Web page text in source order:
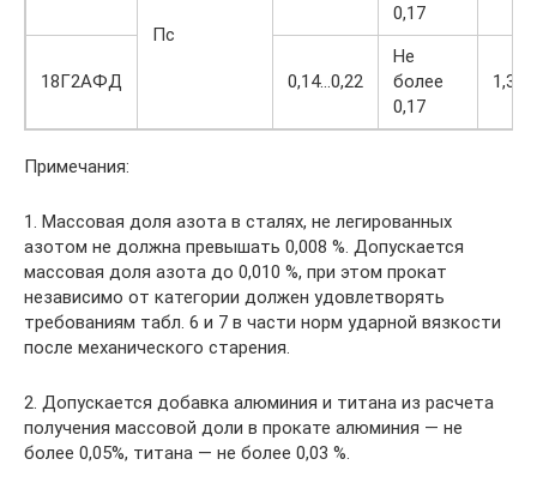
Пс
0,17
18Г2АФД 0,14…0,22
Не
более
0,17
Примечания:
1. Массовая доля азота в сталях, не легированных
азотом не должна превышать 0,008 %. Допускается
массовая доля азота до 0,010 %, при этом прокат
независимо от категории должен удовлетворять
требованиям табл. 6 и 7 в части норм ударной вязкости
после механического старения.
2. Допускается добавка алюминия и титана из расчета
получения массовой доли в прокате алюминия — не
более 0,05%, титана — не более 0,03 %.